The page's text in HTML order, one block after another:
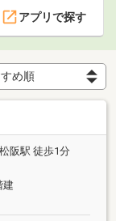
アプリで探す
阪駅 徒歩1分
建